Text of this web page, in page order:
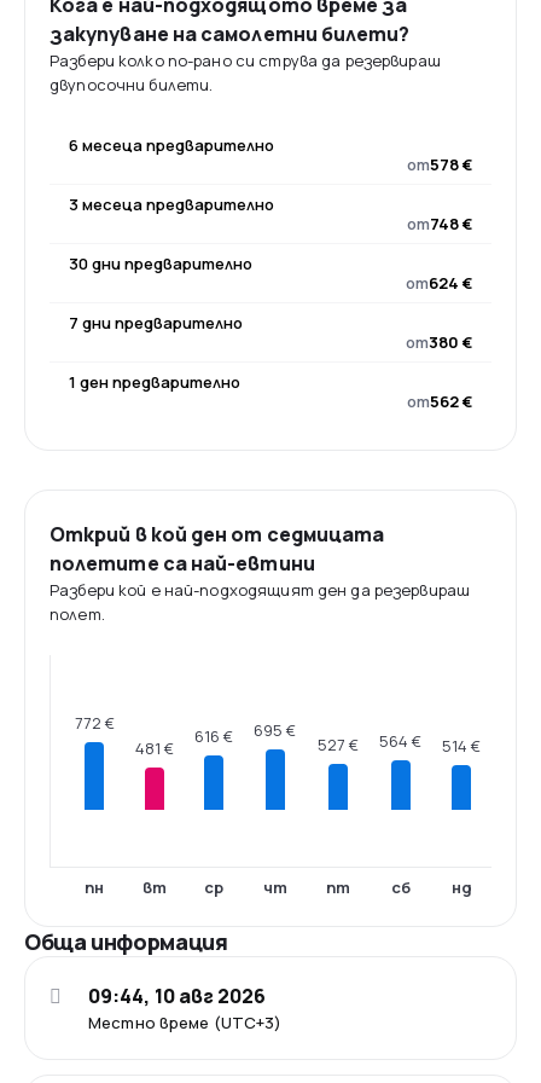
закупуване на самолетни билети?
Разбери колко по-рано си струва да резервираш
двупосочни билети.
6 месеца предварително
от578 €
3 месеца предварително
от748 €
30 дни предварително
от624 €
7 дни предварително
от380 €
1 ден предварително
от562 €
Открий в кой ден от седмицата
полетите са най-евтини
Разбери кой е най-подходящият ден да резервираш
полет.
772 €
пн
481 €
вт
616 €
ср
695 €
чт
527 €
пт
564 €
сб
514 €
нд
Обща информация
Местно време (UTC+3)
09:44, 10 авг 2026